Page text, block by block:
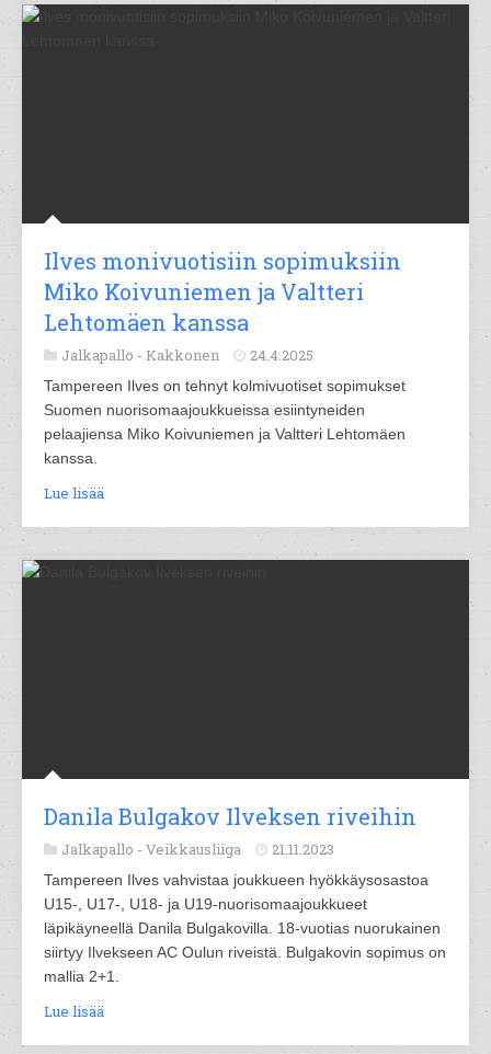
Ilves monivuotisiin sopimuksiin
Miko Koivuniemen ja Valtteri
Lehtomäen kanssa
Jalkapallo - Kakkonen 24.4.2025
Tampereen Ilves on tehnyt kolmivuotiset sopimukset
Suomen nuorisomaajoukkueissa esiintyneiden
pelaajiensa Miko Koivuniemen ja Valtteri Lehtomäen
kanssa.
Lue lisää
Danila Bulgakov Ilveksen riveihin
Jalkapallo - Veikkausliiga 21.11.2023
Tampereen Ilves vahvistaa joukkueen hyökkäysosastoa
U15-, U17-, U18- ja U19-nuorisomaajoukkueet
läpikäyneellä Danila Bulgakovilla. 18-vuotias nuorukainen
siirtyy Ilvekseen AC Oulun riveistä. Bulgakovin sopimus on
mallia 2+1.
Lue lisää